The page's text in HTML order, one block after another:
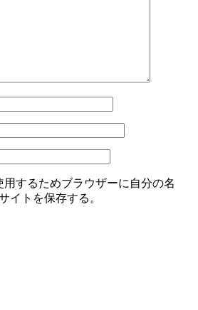
するためブラウザーに自分の名
イトを保存する。